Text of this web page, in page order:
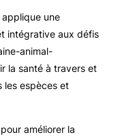
une
intégrative aux défis
animal-
la santé à travers et
les espèces et
améliorer la